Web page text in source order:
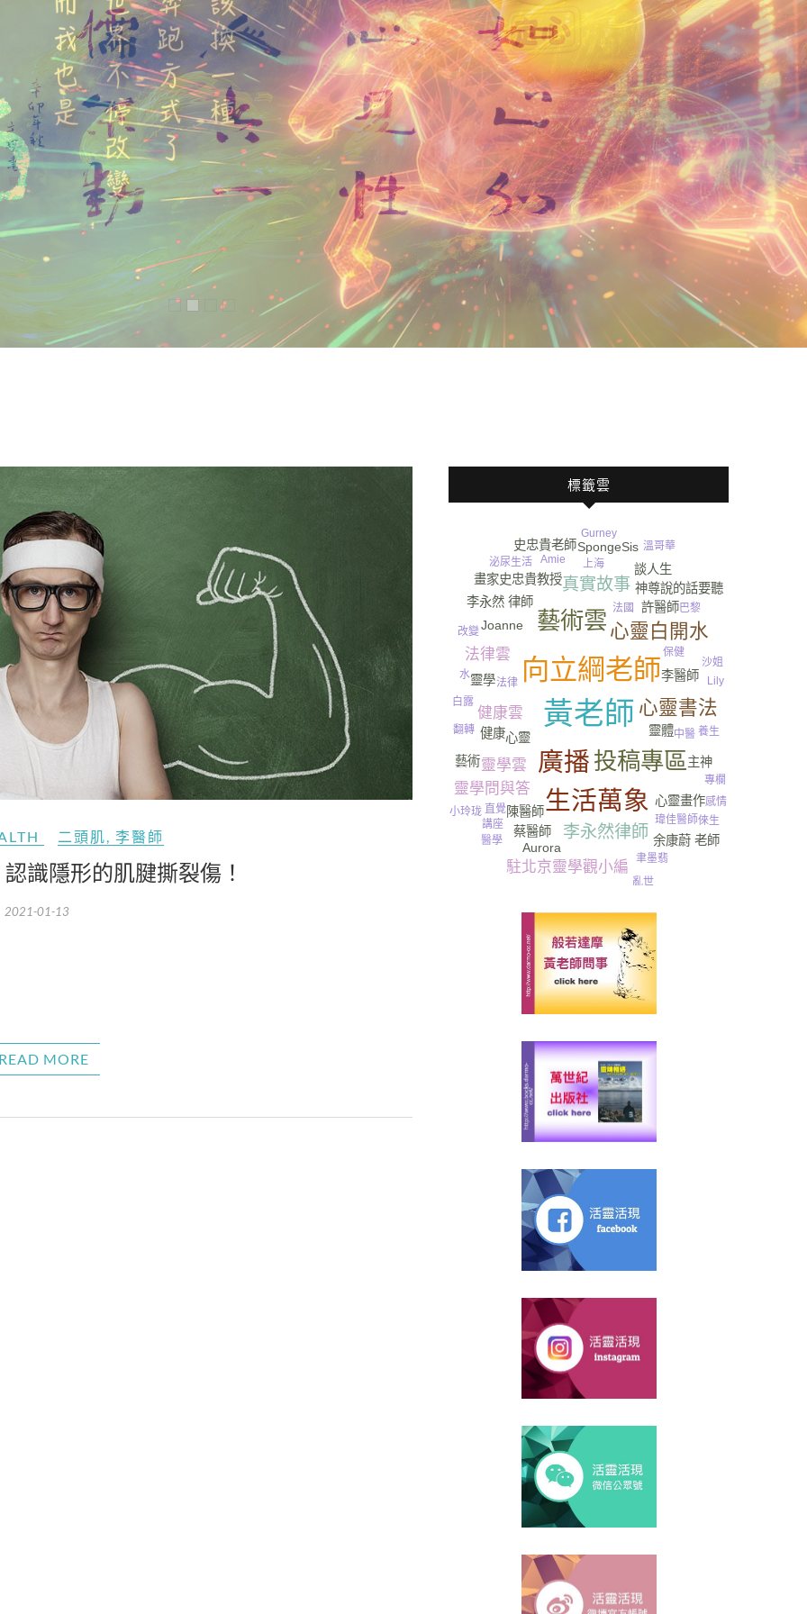
二頭肌 李醫師
識隱形的肌腱撕裂傷！
2021-01-13
MORE
標籤雲
黃老師
向立綱老師
廣播
生活萬象
投稿專區
藝術雲 心靈白開水
心靈書法
李永然律師
真實故事
健康雲
靈學問與答
駐北京靈學觀小編
靈學雲
法律雲
心靈
李醫師
靈體
畫家史忠貴教授
Joanne
神尊說的話要聽
靈學
蔡醫師
心靈畫作
SpongeSis
主神
李永然 律師
談人生
史忠貴老師
Aurora
健康
陳醫師
余康蔚 老師
藝術
許醫師
養生
保健
上海
Lily
白露
翻轉
沙姐
醫學
瑋佳醫師
聿墨翡
講座
生活
法律
直覺
中醫
Gurney​
改變
法國
溫哥華
巴黎
泌尿
亂世
專欄
倈生
感情
Amie
小玲珑
水